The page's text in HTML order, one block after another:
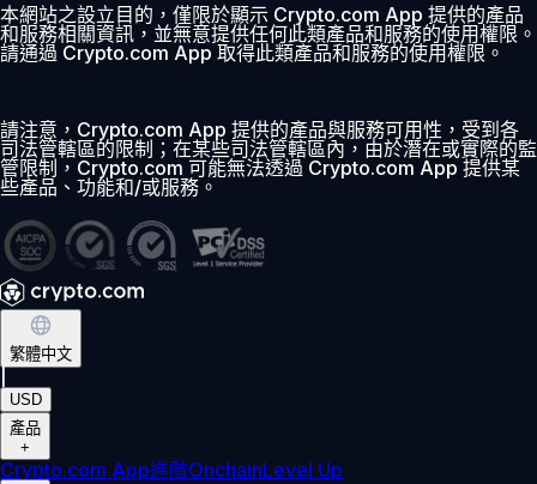
首 30 日 0% 費用
本網站之設立目的，僅限於顯示 Crypto.com App 提供的產品
和服務相關資訊，並無意提供任何此類產品和服務的使用權限。
請通過 Crypto.com App 取得此類產品和服務的使用權限。
請注意，Crypto.com App 提供的產品與服務可用性，受到各
司法管轄區的限制；在某些司法管轄區內，由於潛在或實際的監
管限制，Crypto.com 可能無法透過 Crypto.com App 提供某
些產品、功能和/或服務。
繁體中文
USD
產品
+
Crypto.com App進階OnchainLevel Up